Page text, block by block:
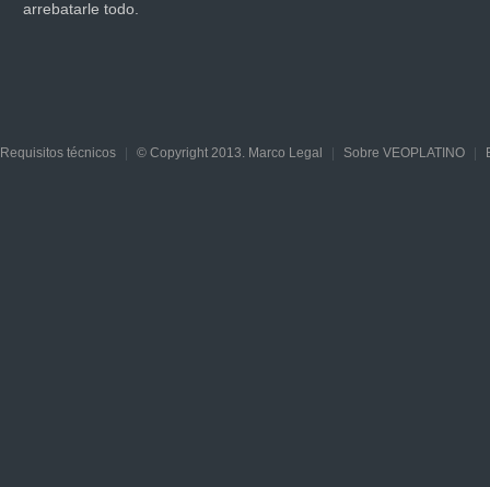
arrebatarle todo.
Requisitos técnicos © Copyright 2013. Marco Legal Sobre VEOPLATINO